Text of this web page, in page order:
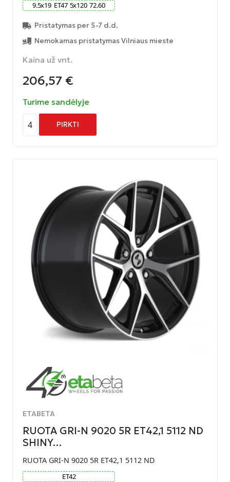
9.5x19 ET47 5x120 72.60
Pristatymas per 5-7 d.d.
Nemokamas pristatymas Vilniaus mieste
Kaina už vnt.
206,57 €
Turime sandėlyje
4 PIRKTI
ETABETA
RUOTA GRI-N 9020 5R ET42,1 5112 ND
SHINY…
RUOTA GRI-N 9020 5R ET42,1 5112 ND
ET42